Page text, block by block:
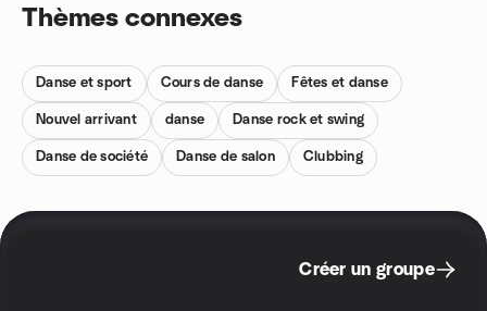
Thèmes connexes
Danse et sport Cours de danse Fêtes et danse
Nouvel arrivant danse Danse rock et swing
Danse de société Danse de salon Clubbing
Créer un groupe